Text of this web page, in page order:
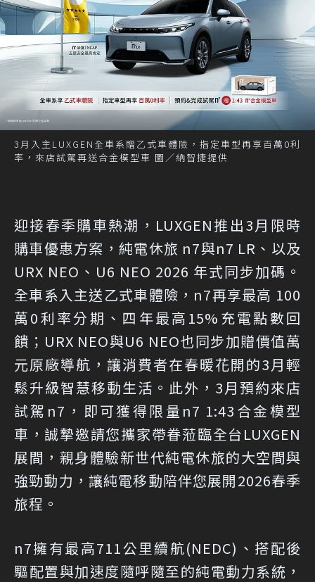
3月入主LUXGEN全車系贈乙式車體險，指定車型再享百萬0利
率，來店試駕再送合金模型車 圖／納智捷提供
迎接春季購車熱潮，LUXGEN推出3月限時
購車優惠方案，純電休旅 n7與n7 LR、以及
URX NEO、U6 NEO 2026 年式同步加碼。
全車系入主送乙式車體險，n7再享最高 100
萬0利率分期、四年最高15%充電點數回
饋；URX NEO與U6 NEO也同步加贈價值萬
元原廠導航，讓消費者在春暖花開的3月輕
鬆升級智慧移動生活。此外，3月預約來店
試駕n7，即可獲得限量n7 1:43合金模型
車，誠摯邀請您攜家帶眷蒞臨全台LUXGEN
展間，親身體驗新世代純電休旅的大空間與
強勁動力，讓純電移動陪伴您展開2026春季
旅程。
n7擁有最高711公里續航(NEDC)、搭配後
驅配置與加速度隨呼隨至的純電動力系統，